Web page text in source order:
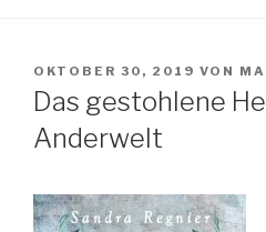
VERÖFFENTLICHT
AM
OKTOBER 30, 2019 VON
Das gestohlene
Anderwelt